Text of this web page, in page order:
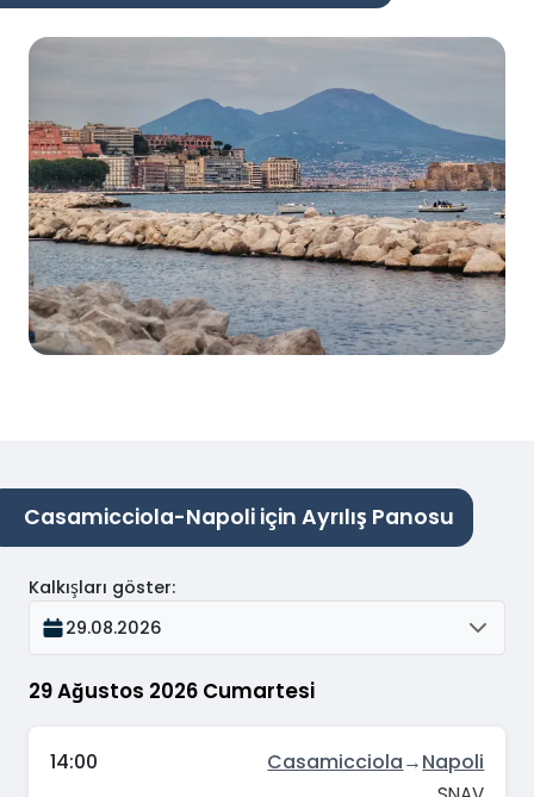
Casamicciola-Napoli için Ayrılış Panosu
29 Ağustos 2026 Cumartesi
Kalkışları göster:
29.08.2026
14:00 Casamicciola→Napoli